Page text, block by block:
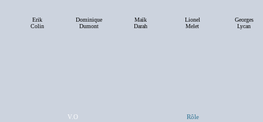
Erik
Colin
Dominique
Dumont
Maïk
Darah
Lionel
Melet
Georges
Lycan
V.O Rôle